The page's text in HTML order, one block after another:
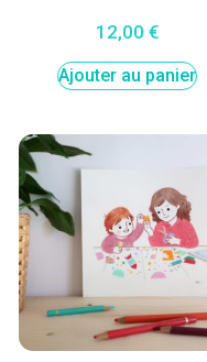
12,00 €
Ajouter au panier